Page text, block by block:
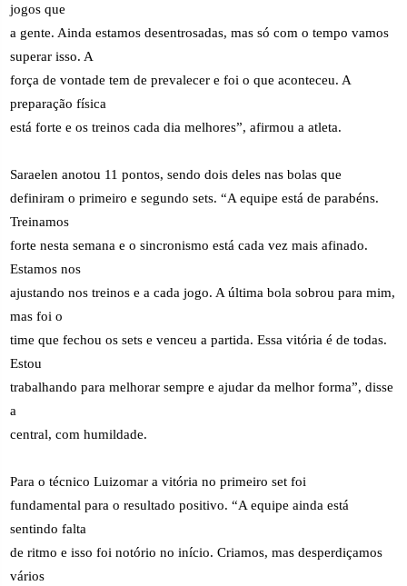
jogos que
a gente. Ainda estamos desentrosadas, mas só com o tempo vamos
superar isso. A
força de vontade tem de prevalecer e foi o que aconteceu. A
preparação física
está forte e os treinos cada dia melhores”, afirmou a atleta.
Saraelen anotou 11 pontos, sendo dois deles nas bolas que
definiram o primeiro e segundo sets. “A equipe está de parabéns.
Treinamos
forte nesta semana e o sincronismo está cada vez mais afinado.
Estamos nos
ajustando nos treinos e a cada jogo. A última bola sobrou para mim,
mas foi o
time que fechou os sets e venceu a partida. Essa vitória é de todas.
Estou
trabalhando para melhorar sempre e ajudar da melhor forma”, disse
a
central, com humildade.
Para o técnico Luizomar a vitória no primeiro set foi
fundamental para o resultado positivo. “A equipe ainda está
sentindo falta
de ritmo e isso foi notório no início. Criamos, mas desperdiçamos
vários